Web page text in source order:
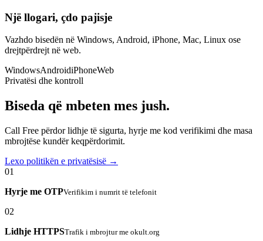
Një llogari, çdo pajisje
Vazhdo bisedën në Windows, Android, iPhone, Mac, Linux ose
drejtpërdrejt në web.
WindowsAndroidiPhoneWeb
Privatësi dhe kontroll
Biseda që mbeten mes jush.
Call Free përdor lidhje të sigurta, hyrje me kod verifikimi dhe masa
mbrojtëse kundër keqpërdorimit.
Lexo politikën e privatësisë →
01
Hyrje me OTPVerifikim i numrit të telefonit
02
Lidhje HTTPSTrafik i mbrojtur me okult.org